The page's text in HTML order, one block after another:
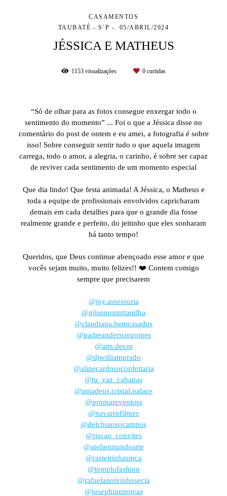
CASAMENTOS
TAUBATÉ - S´P
05/ABRIL/2024
JÉSSICA E MATHEUS
1153 visualizações 0 curtidas
“Só de olhar para as fotos consegue enxergar todo o
sentimento do momento” ... Foi o que a Jéssica disse no
comentário do post de ontem e eu amei, a fotografia é sobre
isso! Sobre conseguir sentir tudo o que aquela imagem
carrega, todo o amor, a alegria, o carinho, é sobre ser capaz
de reviver cada sentimento de um momento especial
Que dia lindo! Que festa animada! A Jéssica, o Matheus e
toda a equipe de profissionais envolvidos capricharam
demais em cada detalhes para que o grande dia fosse
realmente grande e perfeito, do jeitinho que eles sonharam
há tanto tempo!
Queridos, que Deus continue abençoado esse amor e que
vocês sejam muito, muito felizes!! ❤️ Contem comigo
sempre que precisarem
@joy.assessoria
@gilsonquinttanilha
@claudiana.bemcasados
@padreandersongomes
@arts.decor
@djwilliamprado
@alinecardosoconfeitaria
@lu_vaz_cabanas
@amadeus.cristal.palace
@promareventoss
@navarrofilmes
@delchiarosjcampos
@riscao_convites
@ateliermundoarte
@rasteirinhasmca
@templofashion
@rafaelanoivinhosecia
@josephinenoivas